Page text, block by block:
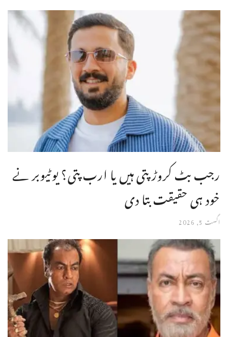
رجب بٹ کروڑ پتی ہیں یا ارب پتی؟ یوٹیوبر نے
خود ہی حقیقت بتا دی
اگست 5, 2026